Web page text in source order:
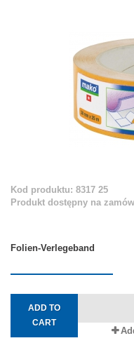
Kod produktu: 8317 25
Produkt dostępny na
Folien-Verlegeband
ADD TO
CART